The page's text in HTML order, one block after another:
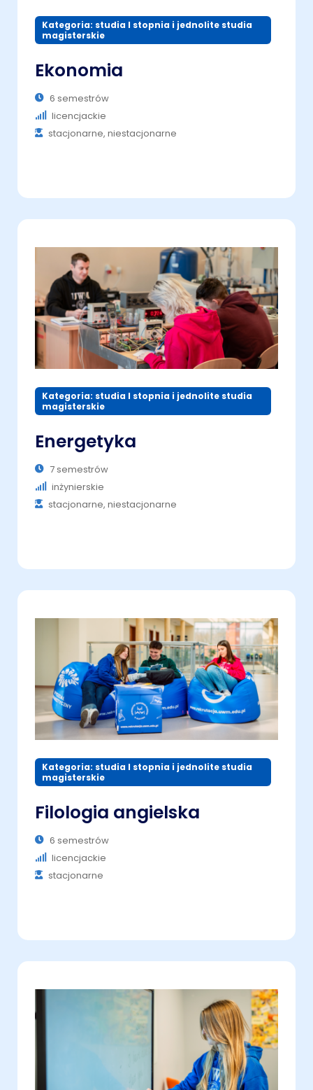
Kategoria: studia I stopnia i jednolite studia
magisterskie
Ekonomia
6 semestrów
licencjackie
stacjonarne, niestacjonarne
Kategoria: studia I stopnia i jednolite studia
magisterskie
Energetyka
7 semestrów
inżynierskie
stacjonarne, niestacjonarne
Kategoria: studia I stopnia i jednolite studia
magisterskie
Filologia angielska
6 semestrów
licencjackie
stacjonarne